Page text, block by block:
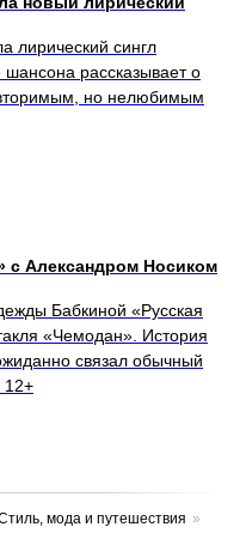
лирический сингл
рассказывает о
но нелюбимым
с Александром Носиком
Бабкиной «Русская
«Чемодан». История
связал обычный
12+
мода и путешествия »